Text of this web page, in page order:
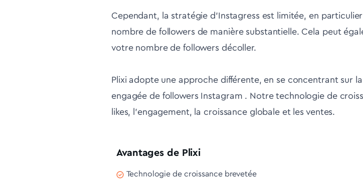
Cependant, la stratégie d'Instagress est limitée, en
nombre de followers de manière substantielle. Cela peut
votre nombre de followers décoller.
Plixi adopte une approche différente, en se concentrant sur
engagée de followers Instagram . Notre technologie de
likes, l'engagement, la croissance globale et les ventes.
Avantages de Plixi
Technologie de croissance brevetée